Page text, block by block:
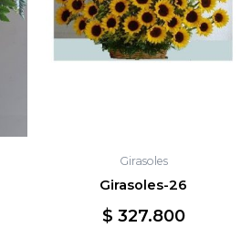
Girasoles
Girasoles-26
$ 327.800